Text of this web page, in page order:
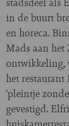
in de buurt
en horeca.
Mads aan het
ontwikkeling,
het
‘pleintje
gevestigd.